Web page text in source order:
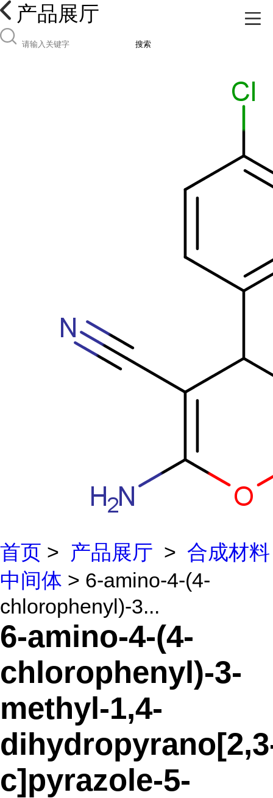
产品展厅
搜索
首页 > 产品展厅 > 合成材料
中间体 > 6-amino-4-(4-
chlorophenyl)-3...
6-amino-4-(4-
chlorophenyl)-3-
methyl-1,4-
c]pyrazole-5-